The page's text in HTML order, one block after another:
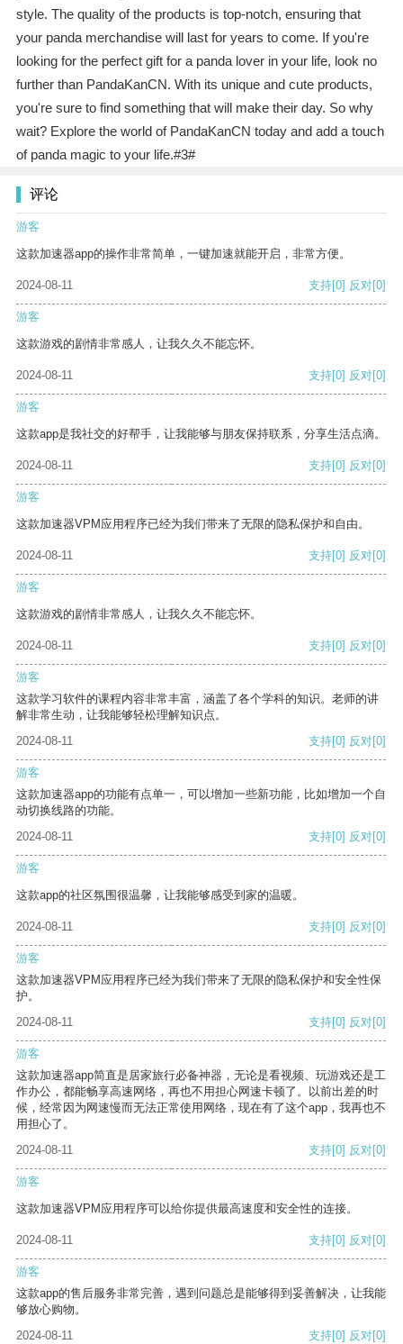
style. The quality of the products is top-notch, ensuring that
your panda merchandise will last for years to come. If you're
looking for the perfect gift for a panda lover in your life, look no
further than PandaKanCN. With its unique and cute products,
you're sure to find something that will make their day. So why
wait? Explore the world of PandaKanCN today and add a touch
of panda magic to your life.#3#
评论
游客
这款加速器app的操作非常简单，一键加速就能开启，非常方便。
2024-08-11 支持[0] 反对[0]
游客
这款游戏的剧情非常感人，让我久久不能忘怀。
2024-08-11 支持[0] 反对[0]
游客
这款app是我社交的好帮手，让我能够与朋友保持联系，分享生活点滴。
2024-08-11 支持[0] 反对[0]
游客
这款加速器VPM应用程序已经为我们带来了无限的隐私保护和自由。
2024-08-11 支持[0] 反对[0]
游客
这款游戏的剧情非常感人，让我久久不能忘怀。
2024-08-11 支持[0] 反对[0]
游客
这款学习软件的课程内容非常丰富，涵盖了各个学科的知识。老师的讲
解非常生动，让我能够轻松理解知识点。
2024-08-11
支持[0] 反对[0]
游客
这款加速器app的功能有点单一，可以增加一些新功能，比如增加一个自
动切换线路的功能。
2024-08-11
支持[0] 反对[0]
游客
这款app的社区氛围很温馨，让我能够感受到家的温暖。
2024-08-11 支持[0] 反对[0]
游客
这款加速器VPM应用程序已经为我们带来了无限的隐私保护和安全性保
护。
2024-08-11
支持[0] 反对[0]
游客
这款加速器app简直是居家旅行必备神器，无论是看视频、玩游戏还是工
作办公，都能畅享高速网络，再也不用担心网速卡顿了。以前出差的时
候，经常因为网速慢而无法正常使用网络，现在有了这个app，我再也不
用担心了。
2024-08-11
支持[0] 反对[0]
游客
这款加速器VPM应用程序可以给你提供最高速度和安全性的连接。
2024-08-11 支持[0] 反对[0]
游客
这款app的售后服务非常完善，遇到问题总是能够得到妥善解决，让我能
够放心购物。
2024-08-11
支持[0] 反对[0]